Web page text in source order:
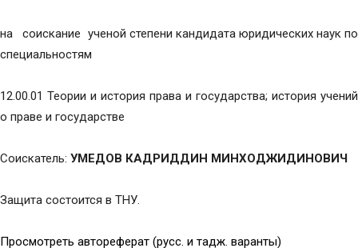
на соискание ученой степени кандидата юридических наук по
специальностям
12.00.01 Теории и история права и государства; история учений
о праве и государстве
Соискатель: УМЕДОВ КАДРИДДИН МИНХОДЖИДИНОВИЧ
Защита состоится в ТНУ.
Просмотреть автореферат (русс. и тадж. варанты)